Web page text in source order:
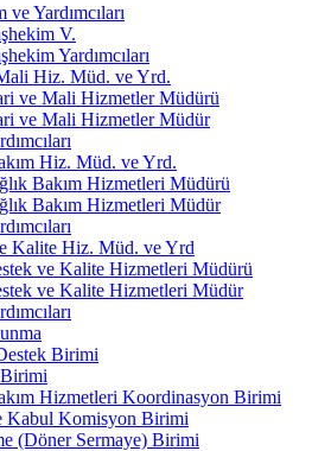
ve Yardımcıları
V.
Yardımcıları
Hiz. Müd. ve Yrd.
ve Mali Hizmetler Müdürü
ve Mali Hizmetler Müdür
Hiz. Müd. ve Yrd.
Bakım Hizmetleri Müdürü
Bakım Hizmetleri Müdür
Kalite Hiz. Müd. ve Yrd
ve Kalite Hizmetleri Müdürü
ve Kalite Hizmetleri Müdür
Birimi
Birimi
Hizmetleri Koordinasyon Birimi
Kabul Komisyon Birimi
(Döner Sermaye) Birimi